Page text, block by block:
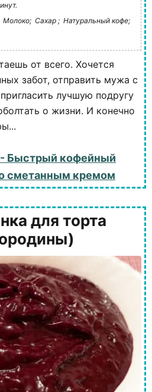
Молоко; Сахар ; Натуральный кофе;
от всего. Хочется
забот, отправить мужа с
лучшую подругу
о жизни. И конечно
- Быстрый кофейный
сметанным кремом
для торта